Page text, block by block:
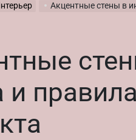
Акцентные стены в
и